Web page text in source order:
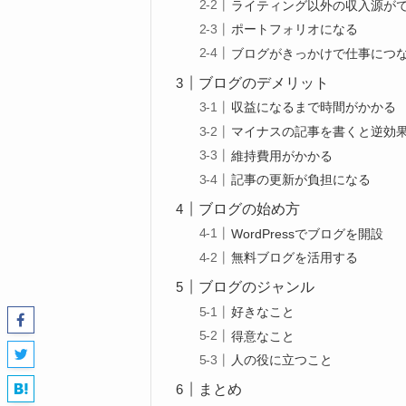
ライティング以外の収入源が
ポートフォリオになる
ブログがきっかけで仕事につ
ブログのデメリット
収益になるまで時間がかかる
マイナスの記事を書くと逆効
維持費用がかかる
記事の更新が負担になる
ブログの始め方
WordPressでブログを開設
無料ブログを活用する
ブログのジャンル
好きなこと
得意なこと
人の役に立つこと
まとめ